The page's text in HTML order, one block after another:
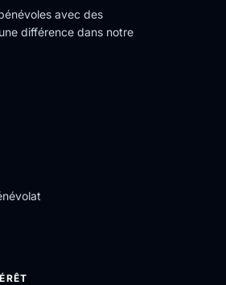
avec des
différence dans notre